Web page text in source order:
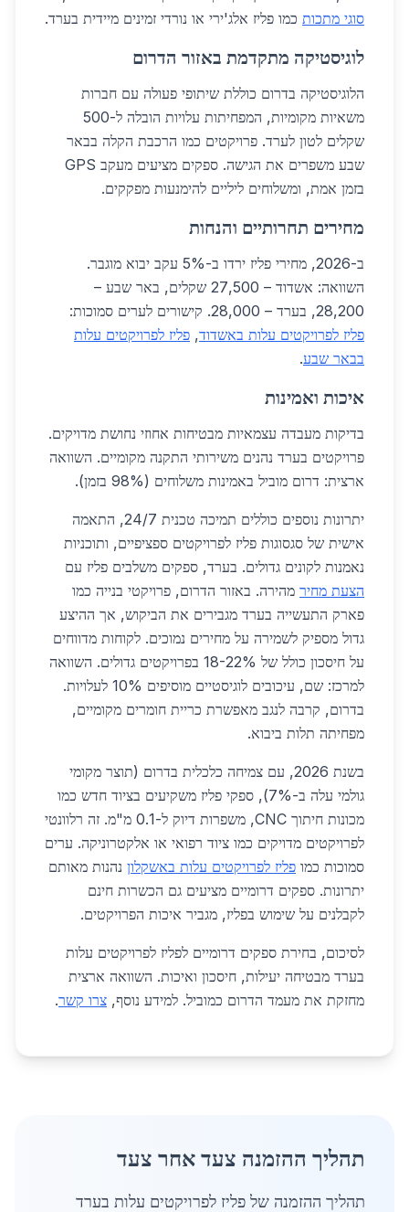
סוגי מתכות כמו פליז אלג'ירי או נורדי זמינים מיידית בערד.
לוגיסטיקה מתקדמת באזור הדרום
הלוגיסטיקה בדרום כוללת שיתופי פעולה עם חברות
משאיות מקומיות, המפחיתות עלויות הובלה ל-500
שקלים לטון לערד. פרויקטים כמו הרכבת הקלה בבאר
שבע משפרים את הגישה. ספקים מציעים מעקב GPS
בזמן אמת, ומשלוחים ליליים להימנעות מפקקים.
מחירים תחרותיים והנחות
ב-2026, מחירי פליז ירדו ב-5% עקב יבוא מוגבר.
השוואה: אשדוד – 27,500 שקלים, באר שבע –
28,200, בערד – 28,000. קישורים לערים סמוכות:
פליז לפרויקטים עלות באשדוד, פליז לפרויקטים עלות
בבאר שבע.
איכות ואמינות
בדיקות מעבדה עצמאיות מבטיחות אחוזי נחושת מדויקים.
פרויקטים בערד נהנים משירותי התקנה מקומיים. השוואה
ארצית: דרום מוביל באמינות משלוחים (98% בזמן).
יתרונות נוספים כוללים תמיכה טכנית 24/7, התאמה
אישית של סגסוגות פליז לפרויקטים ספציפיים, ותוכניות
נאמנות לקונים גדולים. בערד, ספקים משלבים פליז עם
הצעת מחיר מהירה. באזור הדרום, פרויקטי בנייה כמו
פארק התעשייה בערד מגבירים את הביקוש, אך ההיצע
גדול מספיק לשמירה על מחירים נמוכים. לקוחות מדווחים
על חיסכון כולל של 18-22% בפרויקטים גדולים. השוואה
למרכז: שם, עיכובים לוגיסטיים מוסיפים 10% לעלויות.
בדרום, קרבה לנגב מאפשרת כריית חומרים מקומיים,
מפחיתה תלות ביבוא.
בשנת 2026, עם צמיחה כלכלית בדרום (תוצר מקומי
גולמי עלה ב-7%), ספקי פליז משקיעים בציוד חדש כמו
מכונות חיתוך CNC, משפרות דיוק ל-0.1 מ"מ. זה רלוונטי
לפרויקטים מדויקים כמו ציוד רפואי או אלקטרוניקה. ערים
סמוכות כמו פליז לפרויקטים עלות באשקלון נהנות מאותם
יתרונות. ספקים דרומיים מציעים גם הכשרות חינם
לקבלנים על שימוש בפליז, מגביר איכות הפרויקטים.
לסיכום, בחירת ספקים דרומיים לפליז לפרויקטים עלות
בערד מבטיחה יעילות, חיסכון ואיכות. השוואה ארצית
מחזקת את מעמד הדרום כמוביל. למידע נוסף, צרו קשר.
תהליך ההזמנה צעד אחר צעד
תהליך ההזמנה של פליז לפרויקטים עלות בערד